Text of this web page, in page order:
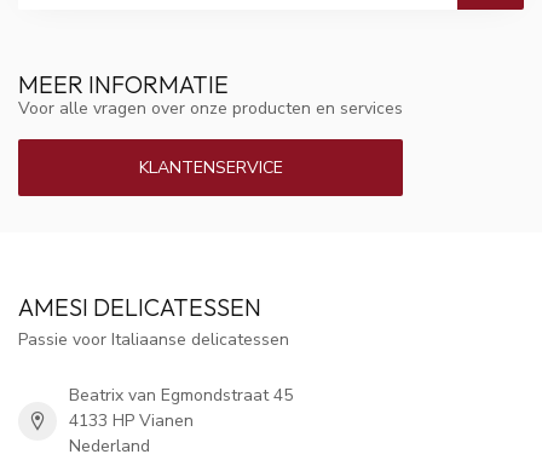
MEER INFORMATIE
Voor alle vragen over onze producten en services
KLANTENSERVICE
AMESI DELICATESSEN
Passie voor Italiaanse delicatessen
Beatrix van Egmondstraat 45
4133 HP Vianen
Nederland